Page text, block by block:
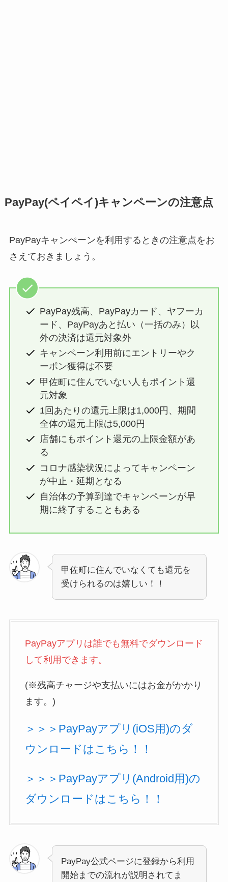
PayPay(ペイペイ)キャンペーンの注意点
PayPayキャンぺーンを利用するときの注意点をお
さえておきましょう。
PayPay残高、PayPayカード、ヤフーカ
ード、PayPayあと払い（一括のみ）以
外の決済は還元対象外
キャンペーン利用前にエントリーやク
ーポン獲得は不要
甲佐町に住んでいない人もポイント還
元対象
1回あたりの還元上限は1,000円、期間
全体の還元上限は5,000円
店舗にもポイント還元の上限金額があ
る
コロナ感染状況によってキャンペーン
が中止・延期となる
自治体の予算到達でキャンペーンが早
期に終了することもある
甲佐町に住んでいなくても還元を
受けられるのは嬉しい！！
PayPayアプリは誰でも無料でダウンロード
して利用できます。
(※残高チャージや支払いにはお金がかかり
ます。)
＞＞＞PayPayアプリ(iOS用)のダ
ウンロードはこちら！！
＞＞＞PayPayアプリ(Android用)の
ダウンロードはこちら！！
PayPay公式ページに登録から利用
開始までの流れが説明されてま